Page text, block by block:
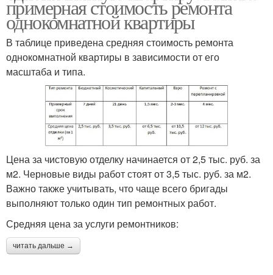
примерная стоимость ремонта
однокомнатной квартиры
В таблице приведена средняя стоимость ремонта
однокомнатной квартиры в зависимости от его
масштаба и типа.
Цена за чистовую отделку начинается от 2,5 тыс. руб. за
м2. Черновые виды работ стоят от 3,5 тыс. руб. за м2.
Важно также учитывать, что чаще всего бригады
выполняют только один тип ремонтных работ.
Средняя цена за услуги ремонтников:
читать дальше →